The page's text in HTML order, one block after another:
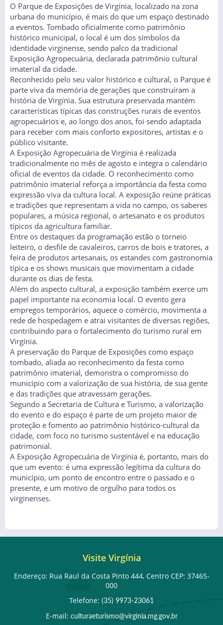
O Parque de Exposições de Virgínia, localizado na zona
urbana do município, é mais do que um espaço destinado
a eventos. Tombado oficialmente como patrimônio
histórico municipal, o local é um dos símbolos da
identidade virginense, sendo palco da tradicional
Exposição Agropecuária, declarada patrimônio cultural
imaterial da cidade.
Reconhecido pelo seu valor histórico e cultural, o Parque é
parte viva da memória de gerações que construíram a
história de Virgínia. Sua estrutura preservada mantém
características típicas das construções rurais de eventos
agropecuários e, ao longo dos anos, foi sendo adaptada
para receber com mais conforto expositores, artistas e o
público visitante.
A Exposição Agropecuária de Virgínia é realizada
tradicionalmente no mês de agosto e integra o calendário
oficial de eventos da cidade. O reconhecimento como
patrimônio imaterial reforça a importância da festa como
expressão viva da cultura local. A exposição reúne práticas
e tradições que representam a vida no campo, os saberes
populares, a música regional, o artesanato e os produtos
típicos da agricultura familiar.
Entre os destaques da programação estão o torneio
leiteiro, o desfile de cavaleiros, carros de bois e tratores, a
feira de produtos artesanais, os estandes com gastronomia
típica e os shows musicais que movimentam a cidade
durante os dias de festa.
Além do aspecto cultural, a exposição também exerce um
papel importante na economia local. O evento gera
empregos temporários, aquece o comércio, movimenta a
rede de hospedagem e atrai visitantes de diversas regiões,
contribuindo para o fortalecimento do turismo rural em
Virgínia.
A preservação do Parque de Exposições como espaço
tombado, aliada ao reconhecimento da festa como
patrimônio imaterial, demonstra o compromisso do
município com a valorização de sua história, de sua gente
e das tradições que atravessam gerações.
Segundo a Secretaria de Cultura e Turismo, a valorização
do evento e do espaço é parte de um projeto maior de
proteção e fomento ao patrimônio histórico-cultural da
cidade, com foco no turismo sustentável e na educação
patrimonial.
A Exposição Agropecuária de Virgínia é, portanto, mais do
que um evento: é uma expressão legítima da cultura do
município, um ponto de encontro entre o passado e o
presente, e um motivo de orgulho para todos os
virginenses.
Visite Virgínia
Endereço: Rua Raul da Costa Pinto 444, Centro CEP: 37465-
000
Telefone: (35) 9973-23061
E-mail: culturaeturismo@virginia.mg.gov.br